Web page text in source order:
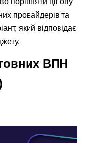
порівняти цінову
провайдерів та
який відповідає
ВПН